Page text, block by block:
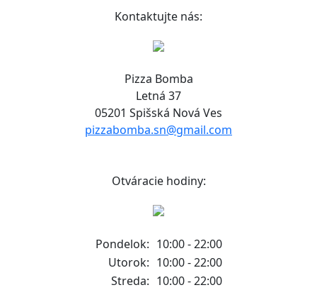
Kontaktujte nás:
Pizza Bomba
Letná 37
05201 Spišská Nová Ves
pizzabomba.sn@gmail.com
Otváracie hodiny:
Pondelok: 10:00 - 22:00
Utorok: 10:00 - 22:00
Streda: 10:00 - 22:00